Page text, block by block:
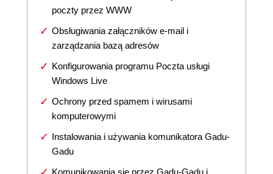
poczty przez WWW
Obsługiwania załączników e-mail i
zarządzania bazą adresów
Konfigurowania programu Poczta usługi
Windows Live
Ochrony przed spamem i wirusami
komputerowymi
Instalowania i używania komunikatora Gadu-
Gadu
Komunikowania się przez Gadu-Gadu i